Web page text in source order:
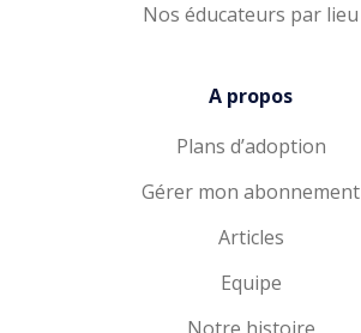
Nos éducateurs par lieu
A propos
Plans d’adoption
Gérer mon abonnement
Articles
Equipe